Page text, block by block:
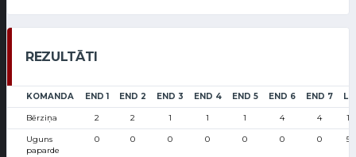
REZULTĀTI
KOMANDA END 1 END 2 END 3 END 4 END 5 END 6 END 7
Bērziņa 2 2 1 1 1 4 4
Uguns
paparde
0 0 0 0 0 0 0